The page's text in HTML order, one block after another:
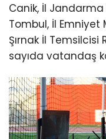
Canik, İl
Tombul, İl Emniyet
Şırnak İl
sayıda vatandaş